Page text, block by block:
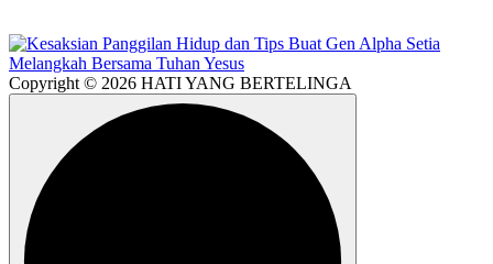
Copyright © 2026 HATI YANG BERTELINGA